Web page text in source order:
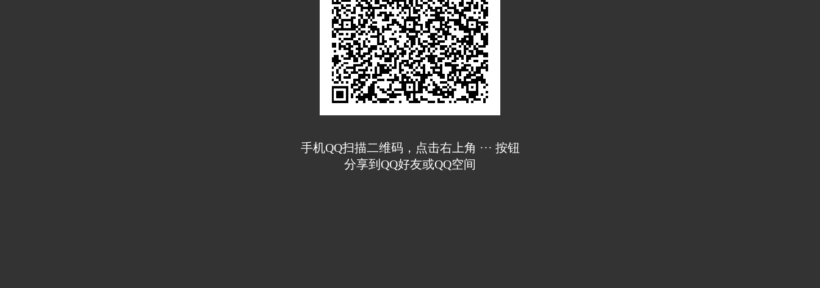
手机QQ扫描二维码，点击右上角 ··· 按钮
分享到QQ好友或QQ空间